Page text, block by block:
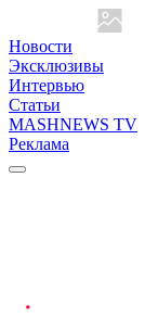
Новости
Эксклюзивы
Интервью
Статьи
MASHNEWS TV
Реклама